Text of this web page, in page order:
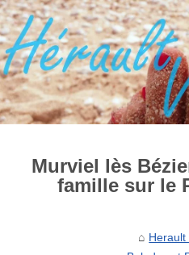
Murviel lès
famille sur le
Herault